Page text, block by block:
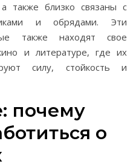
также близко связаны с
и обрядами. Эти
также находят свое
и литературе, где их
силу, стойкость и
почему
о